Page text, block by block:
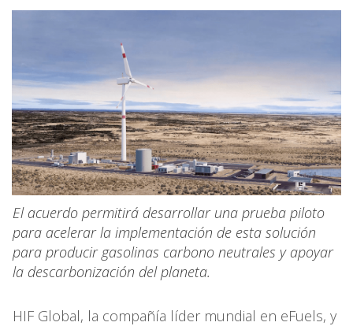
El acuerdo permitirá desarrollar una prueba piloto
para acelerar la implementación de esta solución
para producir gasolinas carbono neutrales y apoyar
la descarbonización del planeta.
HIF Global, la compañía líder mundial en eFuels, y